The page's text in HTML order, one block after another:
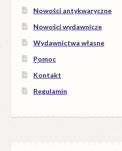
Nowości antykwaryczne
Nowości wydawnicze
Wydawnictwa własne
Pomoc
Kontakt
Regulamin